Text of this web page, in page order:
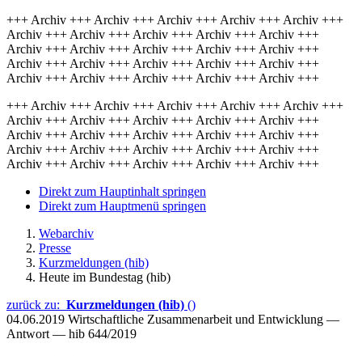
+++ Archiv +++ Archiv +++ Archiv +++ Archiv +++ Archiv +++
Archiv +++ Archiv +++ Archiv +++ Archiv +++ Archiv +++
Archiv +++ Archiv +++ Archiv +++ Archiv +++ Archiv +++
Archiv +++ Archiv +++ Archiv +++ Archiv +++ Archiv +++
Archiv +++ Archiv +++ Archiv +++ Archiv +++ Archiv +++
+++ Archiv +++ Archiv +++ Archiv +++ Archiv +++ Archiv +++
Archiv +++ Archiv +++ Archiv +++ Archiv +++ Archiv +++
Archiv +++ Archiv +++ Archiv +++ Archiv +++ Archiv +++
Archiv +++ Archiv +++ Archiv +++ Archiv +++ Archiv +++
Archiv +++ Archiv +++ Archiv +++ Archiv +++ Archiv +++
Direkt zum Hauptinhalt springen
Direkt zum Hauptmenü springen
Webarchiv
Presse
Kurzmeldungen (hib)
Heute im Bundestag (hib)
zurück zu: Kurzmeldungen (hib) ()
04.06.2019 Wirtschaftliche Zusammenarbeit und Entwicklung —
Antwort — hib 644/2019